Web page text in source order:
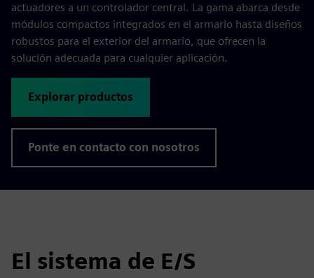
actuadores a un controlador central. La gama abarca desde
módulos compactos integrados en el armario hasta diseños
robustos para el exterior del armario, que ofrecen la
solución adecuada para cualquier aplicación.
Explorar productos
Ponte en contacto con nosotros
El sistema de E/S